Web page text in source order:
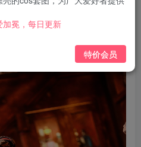
购买冕，每日更新
特价会员